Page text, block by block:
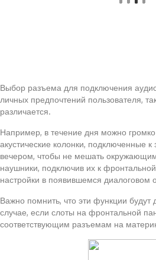
Выбор разъема для подключения аудио
личных предпочтений пользователя,
различается.
Например, в течение дня можно
акустические колонки, подключенные
вечером, чтобы не мешать
наушники, подключив их к
настройки в появившемся диалоговом
Важно помнить, что эти функции будут
случае, если слоты на фронтальной
соответствующим разъемам на